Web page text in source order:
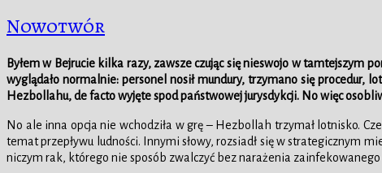
Nowotwór
Byłem w Bejrucie kilka razy, zawsze czując się nieswojo w tamtejszym
wyglądało normalnie: personel nosił mundury, trzymano się
Hezbollahu, de facto wyjęte spod państwowej jurysdykcji. No więc
No ale inna opcja nie wchodziła w grę – Hezbollah trzymał lotnisko.
temat przepływu ludności. Innymi słowy, rozsiadł się w strategicznym
niczym rak, którego nie sposób zwalczyć bez narażenia